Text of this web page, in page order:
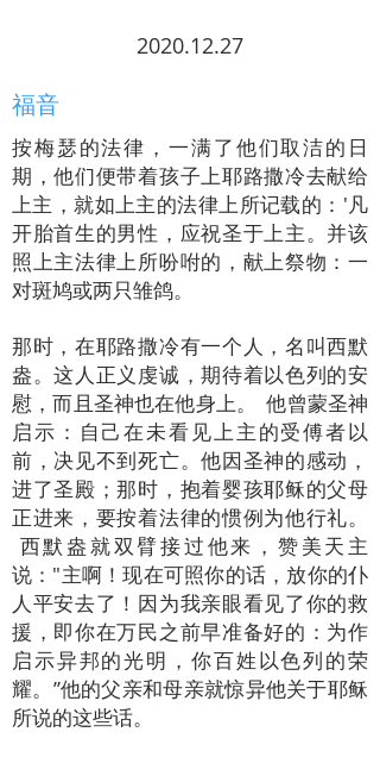
2020.12.27
福音
按梅瑟的法律，一满了他们取洁的日
期，他们便带着孩子上耶路撒冷去献给
上主，就如上主的法律上所记载的：'凡
开胎首生的男性，应祝圣于上主。并该
照上主法律上所吩咐的，献上祭物：一
对斑鸠或两只雏鸽。
那时，在耶路撒冷有一个人，名叫西默
盎。这人正义虔诚，期待着以色列的安
慰，而且圣神也在他身上。 他曾蒙圣神
启示：自己在未看见上主的受傅者以
前，决见不到死亡。他因圣神的感动，
进了圣殿；那时，抱着婴孩耶稣的父母
正进来，要按着法律的惯例为他行礼。
西默盎就双臂接过他来，赞美天主
说："主啊！现在可照你的话，放你的仆
人平安去了！因为我亲眼看见了你的救
援，即你在万民之前早准备好的：为作
启示异邦的光明，你百姓以色列的荣
耀。”他的父亲和母亲就惊异他关于耶稣
所说的这些话。